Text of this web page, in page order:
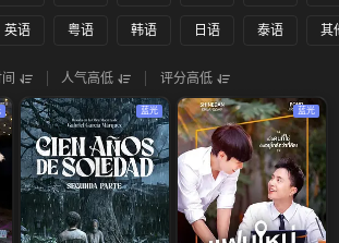
英语 粤语 韩语 日语 泰语 其
人气高低 评分高低
蓝光 蓝光